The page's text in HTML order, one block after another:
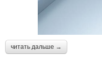
читать дальше →